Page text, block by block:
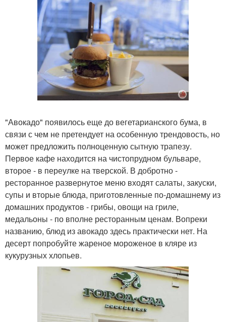
"Авокадо" появилось еще до вегетарианского бума, в
связи с чем не претендует на особенную трендовость, но
может предложить полноценную сытную трапезу.
Первое кафе находится на чистопрудном бульваре,
второе - в переулке на тверской. В добротно -
ресторанное развернутое меню входят салаты, закуски,
супы и вторые блюда, приготовленные по-домашнему из
домашних продуктов - грибы, овощи на гриле,
медальоны - по вполне ресторанным ценам. Вопреки
названию, блюд из авокадо здесь практически нет. На
десерт попробуйте жареное мороженое в кляре из
кукурузных хлопьев.